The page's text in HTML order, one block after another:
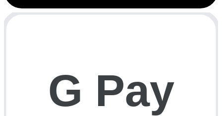
G Pay